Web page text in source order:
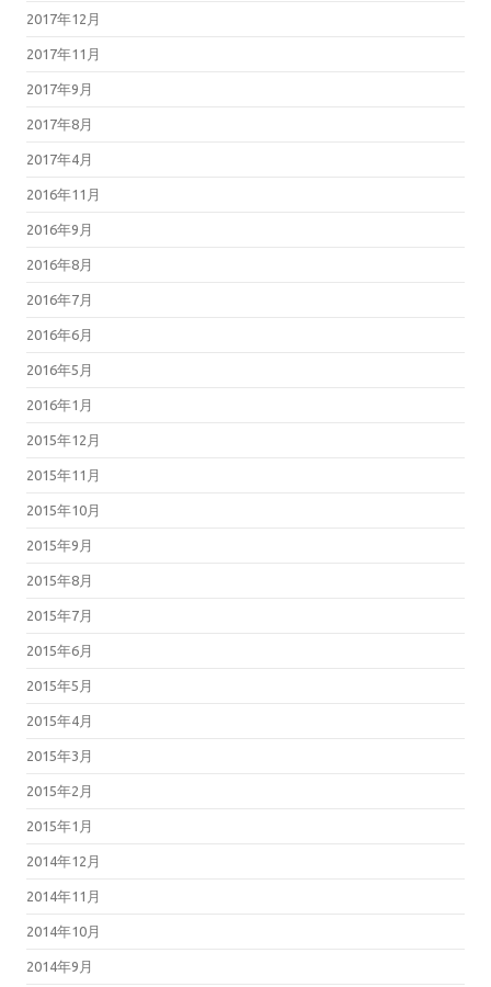
2017年12月
2017年11月
2017年9月
2017年8月
2017年4月
2016年11月
2016年9月
2016年8月
2016年7月
2016年6月
2016年5月
2016年1月
2015年12月
2015年11月
2015年10月
2015年9月
2015年8月
2015年7月
2015年6月
2015年5月
2015年4月
2015年3月
2015年2月
2015年1月
2014年12月
2014年11月
2014年10月
2014年9月